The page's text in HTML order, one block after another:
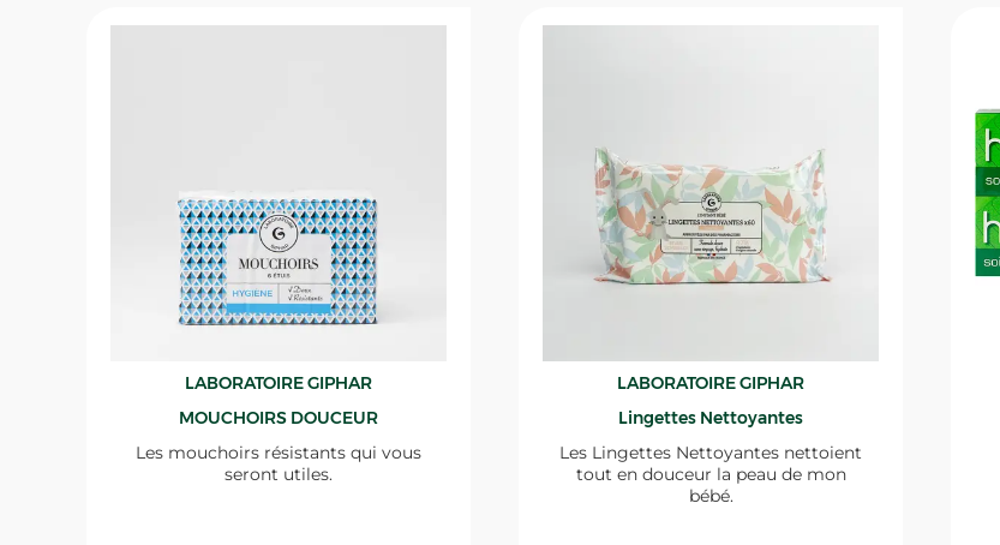
LABORATOIRE GIPHAR
MOUCHOIRS DOUCEUR
Les mouchoirs résistants qui vous
seront utiles.
LABORATOIRE GIPHAR
Lingettes Nettoyantes
Les Lingettes Nettoyantes nettoient
tout en douceur la peau de mon
bébé.